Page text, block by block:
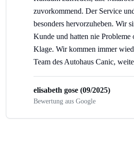
zuvorkommend. Der Service
besonders hervorzuheben. Wir
Kunde und hatten nie Probleme
Klage. Wir kommen immer
Team des Autohaus Canic,
elisabeth gose (09/2025)
Bewertung aus Google